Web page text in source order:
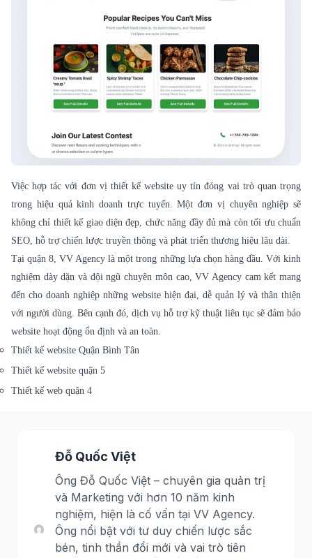
Việc hợp tác với đơn vị thiết kế website uy tín đóng vai trò quan trọng
trong hiệu quả kinh doanh trực tuyến. Một đơn vị chuyên nghiệp sẽ
không chỉ thiết kế giao diện đẹp, chức năng đầy đủ mà còn tối ưu chuẩn
SEO, hỗ trợ chiến lược truyền thông và phát triển thương hiệu lâu dài.
Tại quận 8, VV Agency là một trong những lựa chọn hàng đầu. Với kinh
nghiệm dày dặn và đội ngũ chuyên môn cao, VV Agency cam kết mang
đến cho doanh nghiệp những website hiện đại, dễ quản lý và thân thiện
với người dùng. Bên cạnh đó, dịch vụ hỗ trợ kỹ thuật liên tục sẽ đảm bảo
website hoạt động ổn định và an toàn.
Thiết kế website Quận Bình Tân
Thiết kế website quận 5
Thiết kế web quận 4
Đỗ Quốc Việt
Ông Đỗ Quốc Việt – chuyên gia quản trị
và Marketing với hơn 10 năm kinh
nghiệm, hiện là cố vấn tại VV Agency.
Ông nổi bật với tư duy chiến lược sắc
bén, tinh thần đổi mới và vai trò tiên